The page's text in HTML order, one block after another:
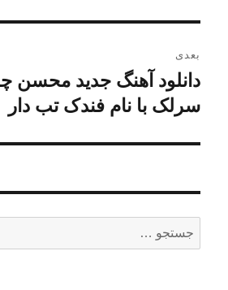
بعدی
نوشته
بعدی:
دانلود آهنگ جدید محسن
سرلک با نام فندک تب دار
برای: